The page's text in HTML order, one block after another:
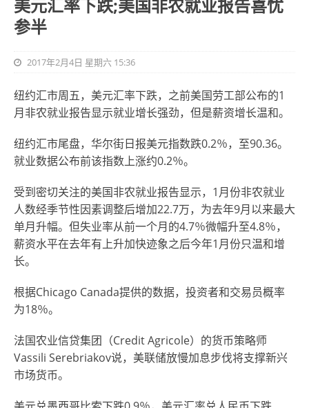
美元汇率下跌;美国非农就业报告喜忧
参半
2017年2月4日 星期六 15:36
纽约汇市周五，美元汇率下跌，之前美国劳工部公布的1
月非农就业报告显示就业增长强劲，但是薪资增长温和。
纽约汇市尾盘，华尔街日报美元指数跌0.2％，至90.36。
就业数据公布前该指数上涨约0.2％。
受到密切关注的美国非农就业报告显示，1月份非农就业
人数经季节性因素调整后增加22.7万，为去年9月以来最大
单月升幅。但失业率从前一个月的4.7％微幅升至4.8％，
薪资水平在去年有上升加快迹象之后今年1月份只温和增
长。
根据Chicago Canada提供的数据，投资者和交易员概率
为18％。
法国农业信贷集团（Credit Agricole）的货币策略师
Vassili Serebriakov说，美联储放慢加息步伐将支撑新兴
市场货币。